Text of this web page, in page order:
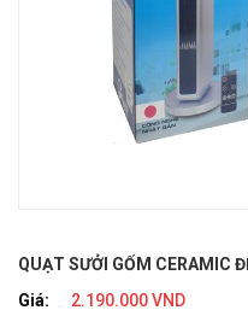
QUẠT SƯỞI GỐM CERAMIC
Giá:
2.190.000 VND